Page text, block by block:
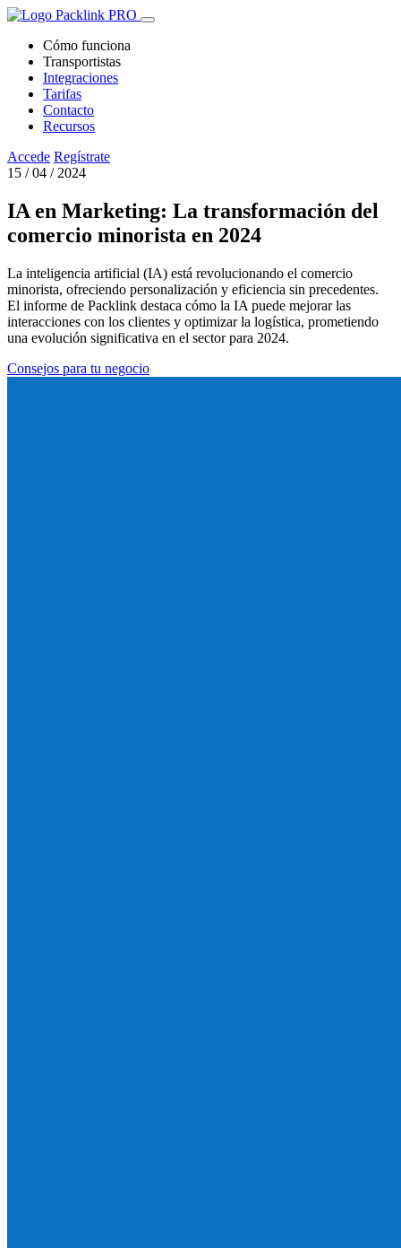
Cómo funciona
Transportistas
Integraciones
Tarifas
Contacto
Recursos
Accede Regístrate
15 / 04 / 2024
IA en Marketing: La transformación del
comercio minorista en 2024
La inteligencia artificial (IA) está revolucionando el comercio
minorista, ofreciendo personalización y eficiencia sin precedentes.
El informe de Packlink destaca cómo la IA puede mejorar las
interacciones con los clientes y optimizar la logística, prometiendo
una evolución significativa en el sector para 2024.
Consejos para tu negocio